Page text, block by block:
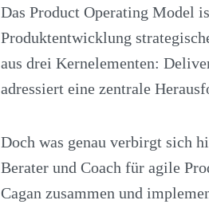
Das Product Operating Model
Produktentwicklung
aus drei Kernelementen:
adressiert eine zentrale
Doch was genau verbirgt sich
Berater und Coach für agile
Cagan zusammen und